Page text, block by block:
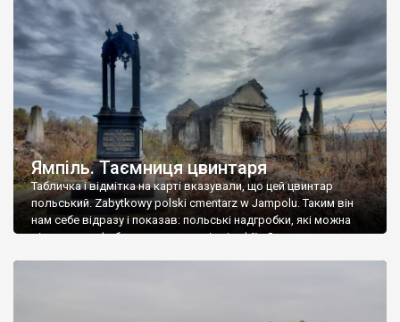
Ямпіль. Таємниця цвинтаря
Табличка і відмітка на карті вказували, що цей цвинтар
польський. Zabytkowy polski cmentarz w Jampolu. Таким він
нам себе відразу і показав: польські надгробки, які можна
віднести до фабричних, польські епітафії… Загалом цвинтар